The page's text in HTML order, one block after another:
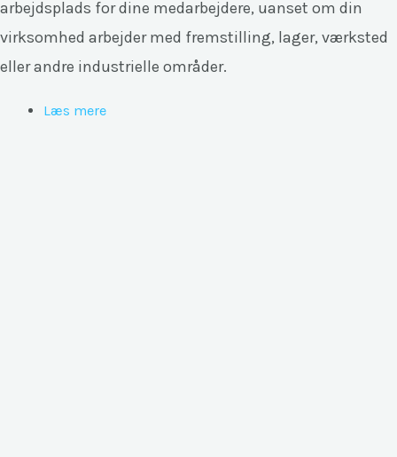
arbejdsplads for dine medarbejdere, uanset om din
virksomhed arbejder med fremstilling, lager, værksted
eller andre industrielle områder.​
Læs mere